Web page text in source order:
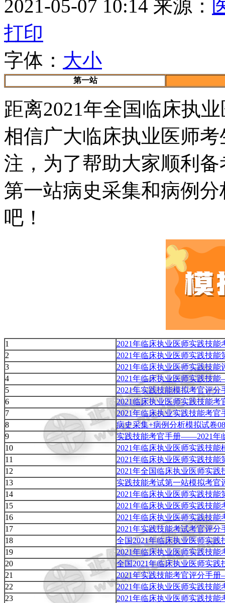
2021-05-07 10:14 来源：
打印
字体： 大小
第一站
距离2021年全国临床执
相信广大临床执业医师
注，为了帮助大家顺利
第一站病史采集和病例
吧！
1
2021年临床执业医师实践技
2
2021年临床执业医师实践技
3
2021年临床执业医师实践技
4
2021年临床执业医师实践技
5
2021年实践技能模拟考官评
6
2021临床执业医师实践技能
7
2021年临床执业实践技能考
8
病史采集+病例分析模拟试卷
9
实践技能考官手册——2021年
10
2021年临床执业医师实践技
11
2021年临床执业医师实践技
12
2021年全国临床执业医师实
13
实践技能考试第一站模拟考
14
2021年临床执业医师实践技
15
2021年临床执业医师实践技
16
2021年临床执业医师实践技
17
2021年实践技能考试考官评
18
全国2021年临床执业医师实
19
2021年临床执业医师实践技
20
全国2021年临床执业医师实
21
2021年实践技能考官评分手
22
2021年临床执业医师实践技
23
2021年临床执业医师实践技